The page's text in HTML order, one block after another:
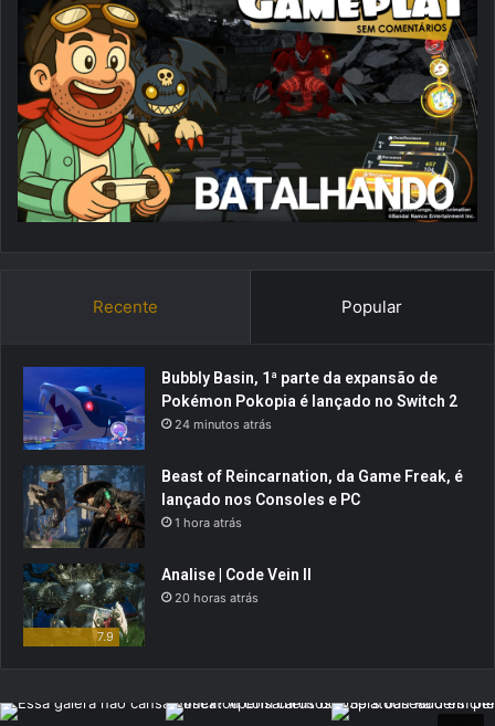
Recente Popular
Bubbly Basin, 1ª parte da expansão de
Pokémon Pokopia é lançado no Switch 2
24 minutos atrás
Beast of Reincarnation, da Game Freak, é
lançado nos Consoles e PC
1 hora atrás
7.9
Analise | Code Vein II
20 horas atrás